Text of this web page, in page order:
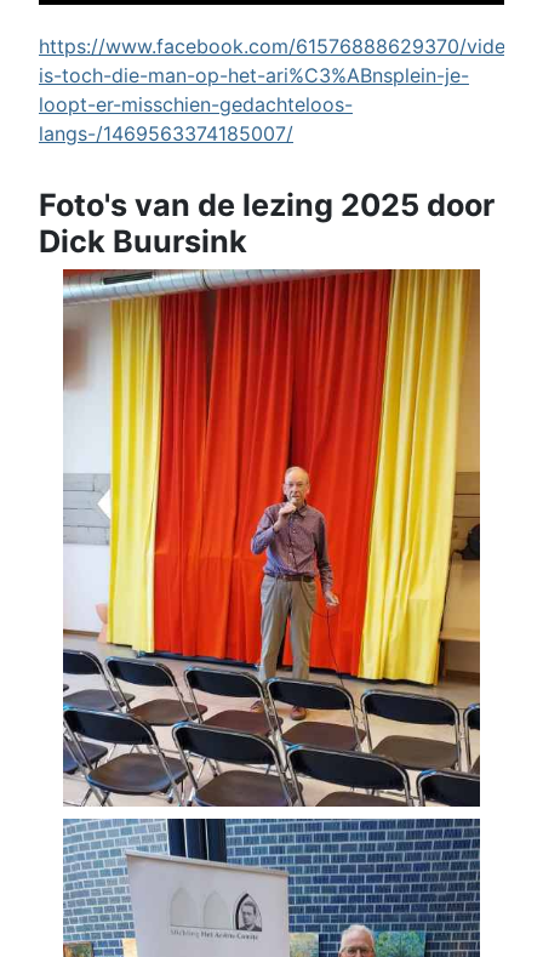
https://www.facebook.com/61576888629370/videos/
is-toch-die-man-op-het-ari%C3%ABnsplein-je-
loopt-er-misschien-gedachteloos-
langs-/1469563374185007/
Foto's van de lezing 2025 door
Dick Buursink